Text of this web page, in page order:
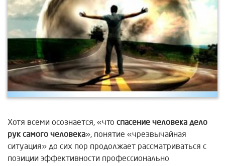
Хотя всеми осознается, «что спасение человека дело
рук самого человека», понятие «чрезвычайная
ситуация» до сих пор продолжает рассматриваться с
позиции эффективности профессионально